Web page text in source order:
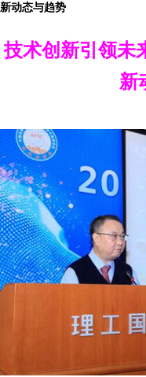
新动态与趋势
技术创新引领未
新